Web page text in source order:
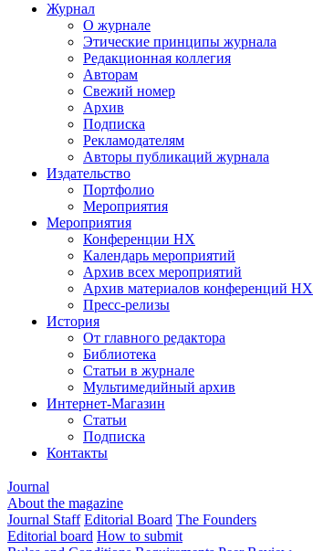
Журнал
О журнале
Этические принципы журнала
Редакционная коллегия
Авторам
Свежий номер
Архив
Подписка
Рекламодателям
Авторы публикаций журнала
Издательство
Портфолио
Мероприятия
Мероприятия
Конференции НХ
Календарь мероприятий
Архив всех мероприятий
Архив материалов конференций НХ
Пресс-релизы
История
От главного редактора
Библиотека
Статьи в журнале
Мультимедийный архив
Интернет-Магазин
Статьи
Подписка
Контакты
Journal
About the magazine
Journal Staff Editorial Board The Founders
Editorial board How to submit